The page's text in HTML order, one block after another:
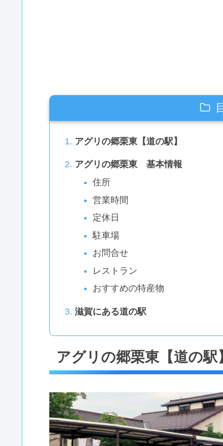
アグリの郷栗東【道の駅】
アグリの郷栗東 基本情報
住所
営業時間
定休日
駐車場
お問合せ
レストラン
おすすめの特産物
滋賀にある道の駅
アグリの郷栗東【道の駅